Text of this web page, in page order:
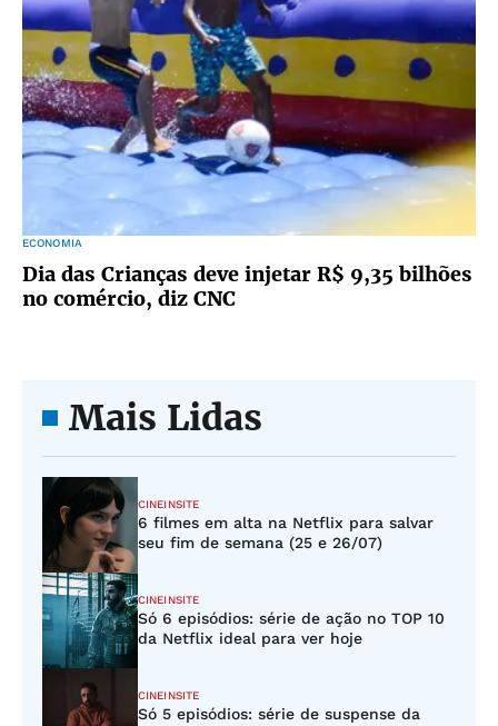
ECONOMIA
Dia das Crianças deve injetar R$ 9,35 bilhões
no comércio, diz CNC
Mais Lidas
CINEINSITE
6 filmes em alta na Netflix para salvar
seu fim de semana (25 e 26/07)
CINEINSITE
Só 6 episódios: série de ação no TOP 10
da Netflix ideal para ver hoje
CINEINSITE
Só 5 episódios: série de suspense da